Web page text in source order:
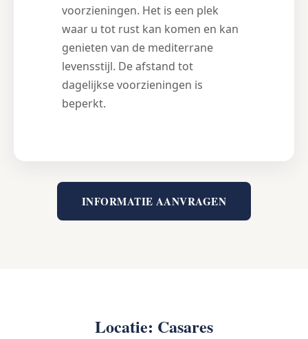
voorzieningen. Het is een plek
waar u tot rust kan komen en kan
genieten van de mediterrane
levensstijl. De afstand tot
dagelijkse voorzieningen is
beperkt.
INFORMATIE AANVRAGEN
Locatie: Casares